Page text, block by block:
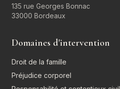
135 rue Georges Bonnac
33000 Bordeaux
Domaines d'intervention
Droit de la famille
Préjudice corporel